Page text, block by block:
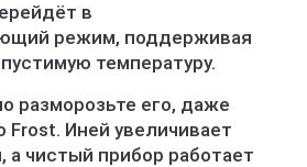
в
режим, поддерживая
температуру.
разморозьте его, даже
Frost. Иней увеличивает
а чистый прибор работает